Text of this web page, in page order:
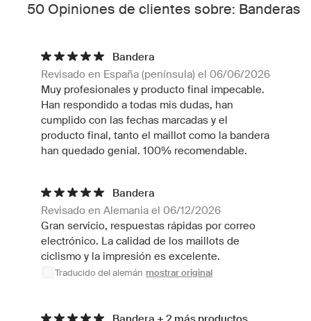
50 Opiniones de clientes sobre: Banderas
Bandera
Revisado en España (península) el 06/06/2026
Muy profesionales y producto final impecable.
Han respondido a todas mis dudas, han
cumplido con las fechas marcadas y el
producto final, tanto el maillot como la bandera
han quedado genial. 100% recomendable.
Bandera
Revisado en Alemania el 06/12/2026
Gran servicio, respuestas rápidas por correo
electrónico. La calidad de los maillots de
ciclismo y la impresión es excelente.
Traducido del alemán mostrar original
Bandera + 2 más productos